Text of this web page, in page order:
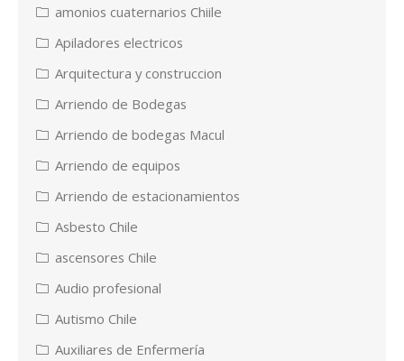
amonios cuaternarios Chiile
Apiladores electricos
Arquitectura y construccion
Arriendo de Bodegas
Arriendo de bodegas Macul
Arriendo de equipos
Arriendo de estacionamientos
Asbesto Chile
ascensores Chile
Audio profesional
Autismo Chile
Auxiliares de Enfermería